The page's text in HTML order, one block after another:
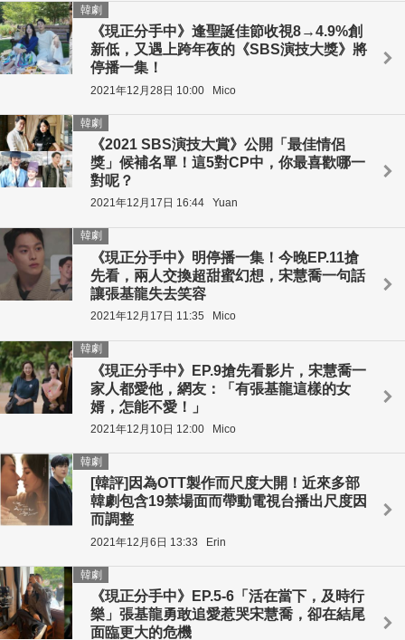
《現正分手中》逢聖誕佳節收視8→4.9%創
新低，又遇上跨年夜的《SBS演技大獎》將
停播一集！
韓劇
2021年12月28日 10:00 Mico
《2021 SBS演技大賞》公開「最佳情侶
獎」候補名單！這5對CP中，你最喜歡哪一
對呢？
韓劇
2021年12月17日 16:44 Yuan
《現正分手中》明停播一集！今晚EP.11搶
先看，兩人交換超甜蜜幻想，宋慧喬一句話
讓張基龍失去笑容
韓劇
2021年12月17日 11:35 Mico
《現正分手中》EP.9搶先看影片，宋慧喬一
家人都愛他，網友：「有張基龍這樣的女
婿，怎能不愛！」
韓劇
2021年12月10日 12:00 Mico
[韓評]因為OTT製作而尺度大開！近來多部
韓劇包含19禁場面而帶動電視台播出尺度因
而調整
韓劇
2021年12月6日 13:33 Erin
《現正分手中》EP.5-6「活在當下，及時行
樂」張基龍勇敢追愛惹哭宋慧喬，卻在結尾
面臨更大的危機
韓劇